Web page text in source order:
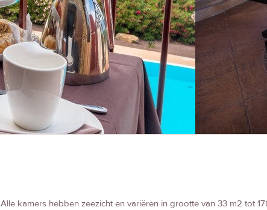
Alle kamers hebben zeezicht en variëren in grootte van 33 m2 tot